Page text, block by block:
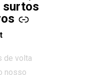
surtos
de volta
nosso